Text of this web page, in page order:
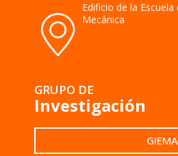
Edificio de la Escuela
Mecánica
GRUPO DE
Investigación
GIEMA